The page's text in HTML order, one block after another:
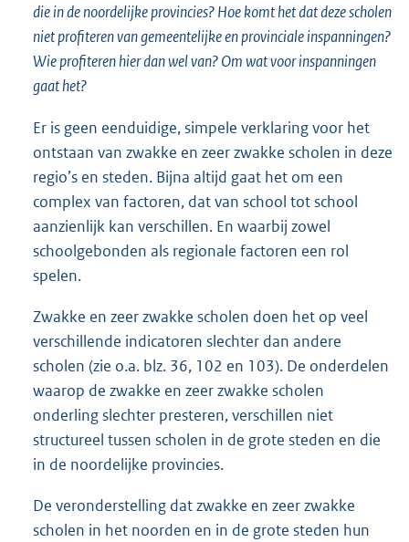
die in de noordelijke provincies? Hoe komt het dat deze scholen
niet profiteren van gemeentelijke en provinciale inspanningen?
Wie profiteren hier dan wel van? Om wat voor inspanningen
gaat het?
Er is geen eenduidige, simpele verklaring voor het
ontstaan van zwakke en zeer zwakke scholen in deze
regio’s en steden. Bijna altijd gaat het om een
complex van factoren, dat van school tot school
aanzienlijk kan verschillen. En waarbij zowel
schoolgebonden als regionale factoren een rol
spelen.
Zwakke en zeer zwakke scholen doen het op veel
verschillende indicatoren slechter dan andere
scholen (zie o.a. blz. 36, 102 en 103). De onderdelen
waarop de zwakke en zeer zwakke scholen
onderling slechter presteren, verschillen niet
structureel tussen scholen in de grote steden en die
in de noordelijke provincies.
De veronderstelling dat zwakke en zeer zwakke
scholen in het noorden en in de grote steden hun